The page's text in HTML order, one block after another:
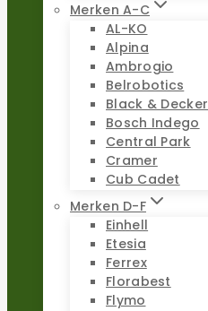
Merken A-C
AL-KO
Alpina
Ambrogio
Belrobotics
Black & Decker
Bosch Indego
Central Park
Cramer
Cub Cadet
Merken D-F
Einhell
Etesia
Ferrex
Florabest
Flymo